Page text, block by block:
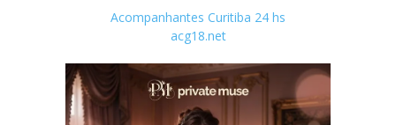
Acompanhantes Curitiba 24 hs
acg18.net